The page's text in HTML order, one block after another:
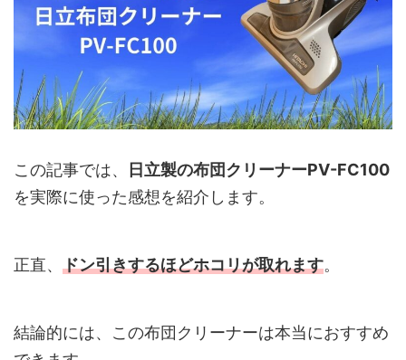
この記事では、
日立製の布団クリーナーPV-FC100
を実際に使った感想を紹介します。
正直、 ドン引きするほどホコリが取れます。
結論的には、この布団クリーナーは本当におすすめ